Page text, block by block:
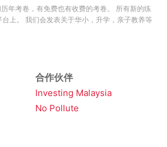
年考卷，有免费也有收费的考卷。 所有新的练
上。 我们会发表关于华小，升学，亲子教养等
合作伙伴
Investing Malaysia
No Pollute